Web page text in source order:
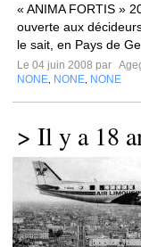
« ANIMA FORTIS »
ouverte aux
le sait, en Pays de
Le 04 juin 2008 par
NONE NONE NONE
> Il y a 18